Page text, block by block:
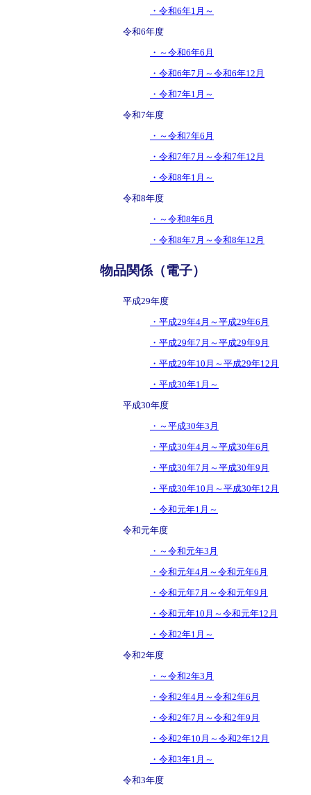
・令和6年1月～
令和6年度
・～令和6年6月
・令和6年7月～令和6年12月
・令和7年1月～
令和7年度
・～令和7年6月
・令和7年7月～令和7年12月
・令和8年1月～
令和8年度
・～令和8年6月
・令和8年7月～令和8年12月
物品関係（電子）
平成29年度
・平成29年4月～平成29年6月
・平成29年7月～平成29年9月
・平成29年10月～平成29年12月
・平成30年1月～
平成30年度
・～平成30年3月
・平成30年4月～平成30年6月
・平成30年7月～平成30年9月
・平成30年10月～平成30年12月
・令和元年1月～
令和元年度
・～令和元年3月
・令和元年4月～令和元年6月
・令和元年7月～令和元年9月
・令和元年10月～令和元年12月
・令和2年1月～
令和2年度
・～令和2年3月
・令和2年4月～令和2年6月
・令和2年7月～令和2年9月
・令和2年10月～令和2年12月
・令和3年1月～
令和3年度